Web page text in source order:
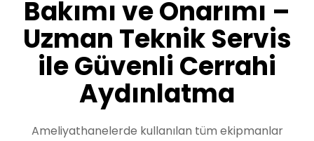
Bakımı ve Onarımı –
Uzman Teknik Servis
ile Güvenli Cerrahi
Aydınlatma
Ameliyathanelerde kullanılan tüm ekipmanlar